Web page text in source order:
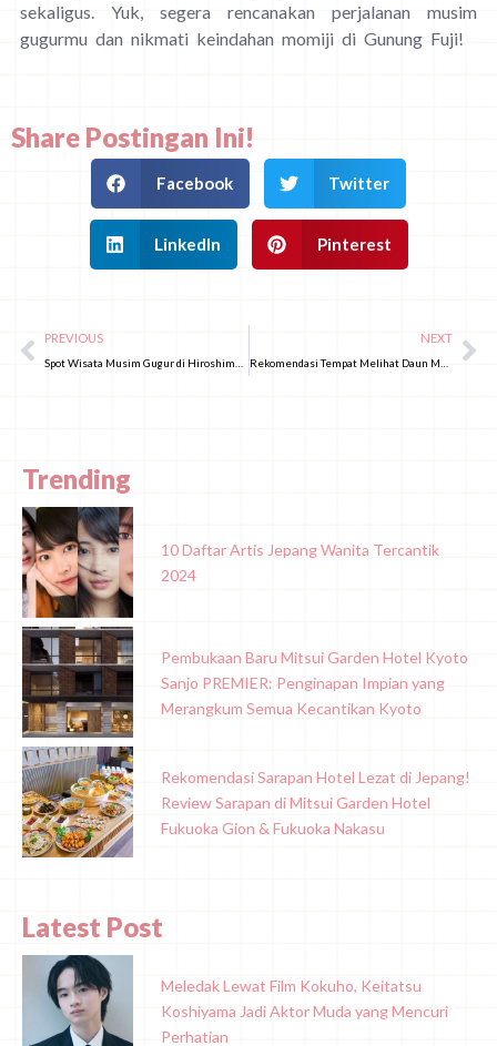
sekaligus. Yuk, segera rencanakan perjalanan musim
gugurmu dan nikmati keindahan momiji di Gunung Fuji!
Share Postingan Ini!
Facebook Twitter
LinkedIn Pinterest
PREVIOUS NEXT
Trending
10 Daftar Artis Jepang Wanita Tercantik
2024
Pembukaan Baru Mitsui Garden Hotel Kyoto
Sanjo PREMIER: Penginapan Impian yang
Merangkum Semua Kecantikan Kyoto
Rekomendasi Sarapan Hotel Lezat di Jepang!
Review Sarapan di Mitsui Garden Hotel
Fukuoka Gion & Fukuoka Nakasu
Latest Post
Meledak Lewat Film Kokuho, Keitatsu
Koshiyama Jadi Aktor Muda yang Mencuri
Perhatian